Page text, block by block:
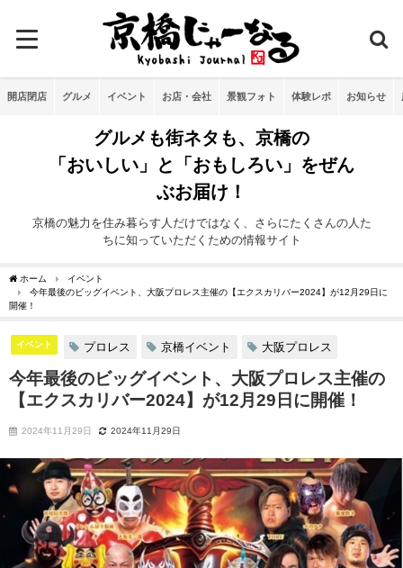
開店閉店 グルメ イベント お店・会社 景観フォト 体験レポ お知らせ
グルメも街ネタも、京橋の
「おいしい」と「おもしろい」をぜん
ぶお届け！
京橋の魅力を住み暮らす人だけではなく、さらにたくさんの人た
ちに知っていただくための情報サイト
ホーム
イベント
今年最後のビッグイベント、大阪プロレス主催の【エクスカリバー2024】が12月29日に
開催！
イベント プロレス 京橋イベント 大阪プロレス
今年最後のビッグイベント、大阪プロレス主催の
【エクスカリバー2024】が12月29日に開催！
2024年11月29日 2024年11月29日